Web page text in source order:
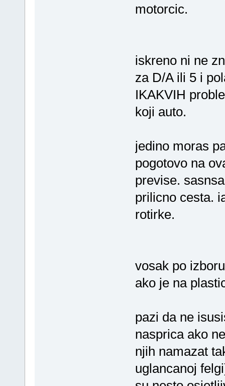
motorcic.
iskreno ni ne
za D/A ili 5 i
IKAKVIH
koji auto.
jedino moras
pogotovo na
previse.
prilicno cesta.
rotirke.
vosak po
ako je na
pazi da ne
nasprica ako
njih namazat
uglancanoj